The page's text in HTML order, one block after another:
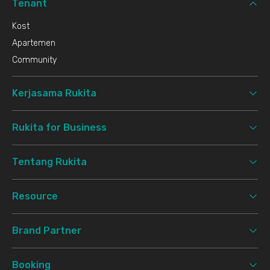
Tenant
Kost
Apartemen
Community
Kerjasama Rukita
Rukita for Business
Tentang Rukita
Resource
Brand Partner
Booking